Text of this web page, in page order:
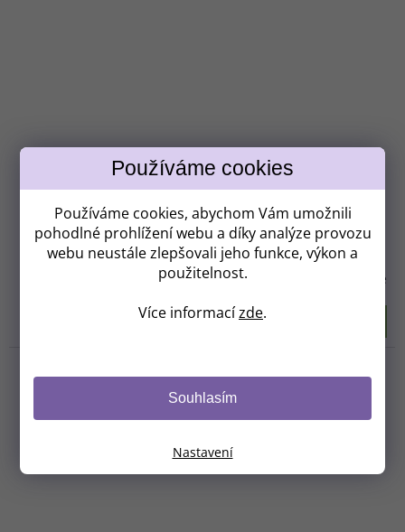
Používáme cookies, abychom Vám umožnili
pohodlné prohlížení webu a díky analýze provozu
webu neustále zlepšovali jeho funkce, výkon a
použitelnost.
Více informacízde.
Nastavení
Souhlasím
BIO RAW Divoká višeň Veselé střevo a klidná mysl s
Levandulí Chodouňskou 50g
Pouze pro přihlášené